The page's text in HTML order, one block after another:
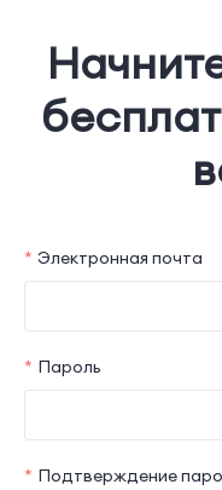
Электронная почта
Пароль
Подтверждение